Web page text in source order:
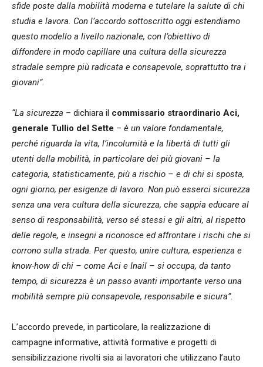
sfide poste dalla mobilità moderna e tutelare la salute di chi
studia e lavora. Con l’accordo sottoscritto oggi estendiamo
questo modello a livello nazionale, con l’obiettivo di
diffondere in modo capillare una cultura della sicurezza
stradale sempre più radicata e consapevole, soprattutto tra i
giovani”.
“La sicurezza – dichiara il commissario straordinario Aci,
generale Tullio del Sette – è un valore fondamentale,
perché riguarda la vita, l’incolumità e la libertà di tutti gli
utenti della mobilità, in particolare dei più giovani – la
categoria, statisticamente, più a rischio – e di chi si sposta,
ogni giorno, per esigenze di lavoro. Non può esserci sicurezza
senza una vera cultura della sicurezza, che sappia educare al
senso di responsabilità, verso sé stessi e gli altri, al rispetto
delle regole, e insegni a riconosce ed affrontare i rischi che si
corrono sulla strada. Per questo, unire cultura, esperienza e
know-how di chi – come Aci e Inail – si occupa, da tanto
tempo, di sicurezza è un passo avanti importante verso una
mobilità sempre più consapevole, responsabile e sicura”.
L’accordo prevede, in particolare, la realizzazione di
campagne informative, attività formative e progetti di
sensibilizzazione rivolti sia ai lavoratori che utilizzano l’auto